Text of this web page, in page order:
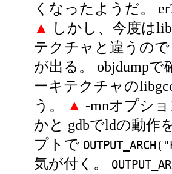
くなったようだ。
▲
しかし、今度は
テクチャと違うの
が出る。 objdumpで
ーキテクチャの
う。
▲ -mnオプシ
かと gdbでldの動作
プトで
気が付く。